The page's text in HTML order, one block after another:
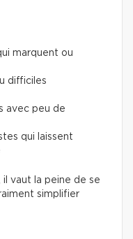
marquent ou
difficiles
avec peu de
qui laissent
, il vaut la peine de se
simplifier